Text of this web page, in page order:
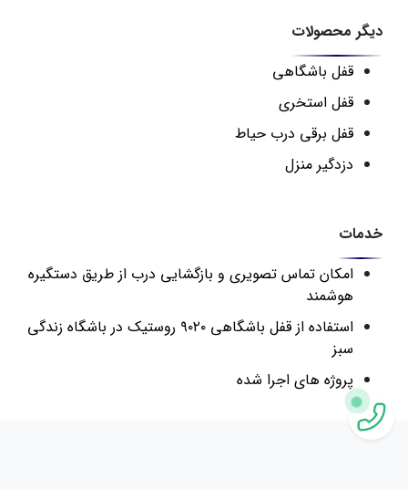
دیگر محصولات
قفل باشگاهی
قفل استخری
قفل برقی درب حیاط
دزدگیر منزل
خدمات
امکان تماس تصویری و بازگشایی درب از طریق دستگیره
هوشمند
استفاده از قفل باشگاهی ۹۰۲۰ روستیک در باشگاه زندگی
سبز
پروژه های اجرا شده